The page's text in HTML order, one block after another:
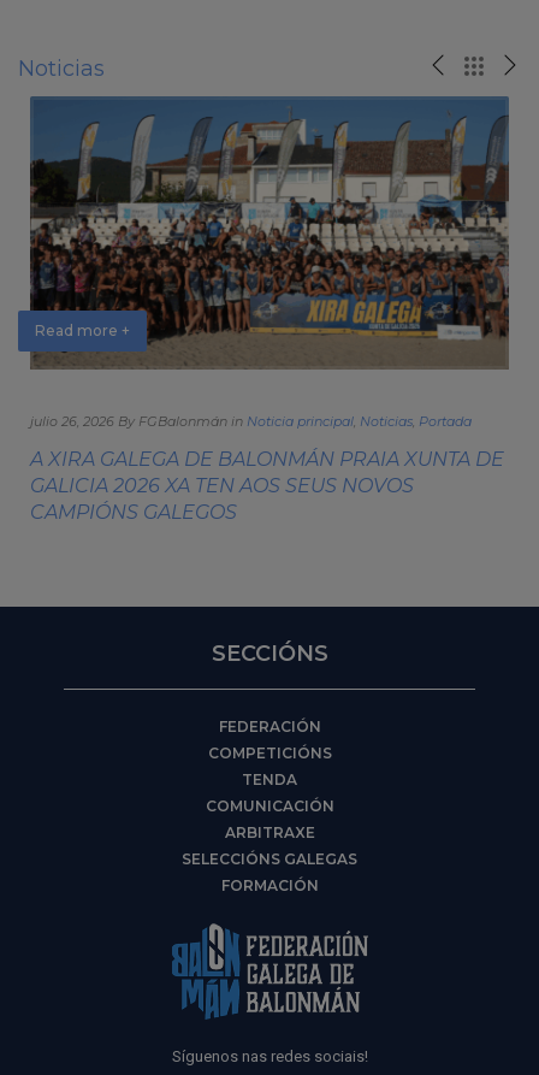
Noticias
Read more +
julio 26, 2026 By FGBalonmán in Noticia principal Noticias Portada
A XIRA GALEGA DE BALONMÁN PRAIA XUNTA DE
GALICIA 2026 XA TEN AOS SEUS NOVOS
CAMPIÓNS GALEGOS
SECCIÓNS
FEDERACIÓN
COMPETICIÓNS
TENDA
COMUNICACIÓN
ARBITRAXE
SELECCIÓNS GALEGAS
FORMACIÓN
Síguenos nas redes sociais!